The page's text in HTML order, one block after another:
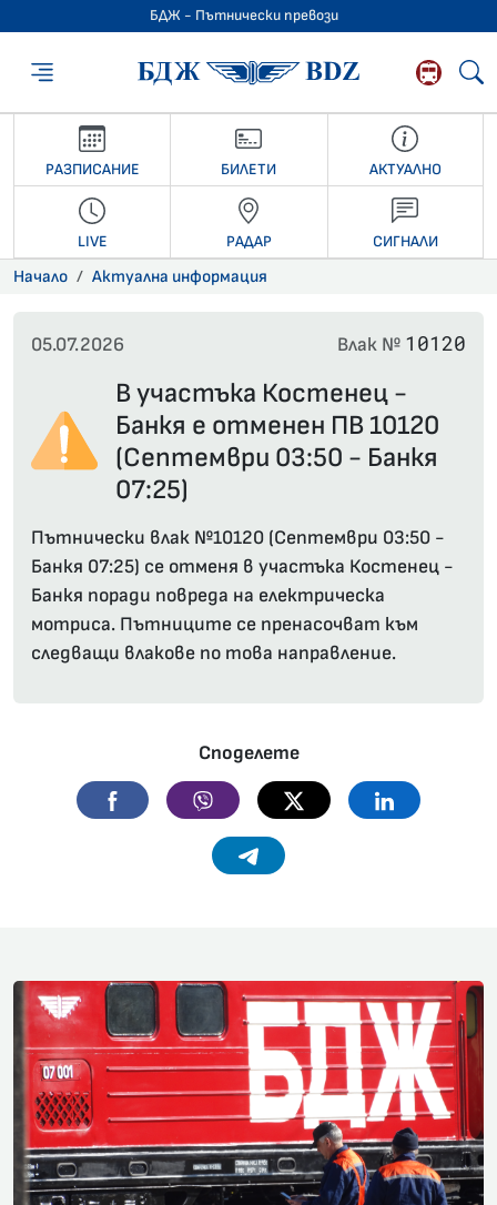
БДЖ - Пътнически превози
БДЖ -
РАЗПИСАНИЕ БИЛЕТИ АКТУАЛНО
LIVE РАДАР СИГНАЛИ
Начало Актуална информация
05.07.2026 Влак № 10120
В участъка Костенец -
Банкя е отменен ПВ 10120
(Септември 03:50 - Банкя
07:25)
Пътнически влак №10120 (Септември 03:50 -
Банкя 07:25) се отменя в участъка Костенец -
Банкя поради повреда на електрическа
мотриса. Пътниците се пренасочват към
следващи влакове по това направление.
Споделете
Facebook Viber Twitter Linkedin
Telegram